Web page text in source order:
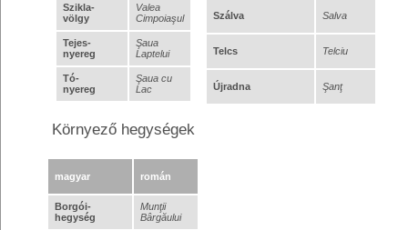
Szikla-
völgy
Valea
Cimpoiaşul
Tejes-
nyereg
Şaua
Laptelui
Tó-
nyereg
Şaua cu
Lac
Környező hegységek
magyar román
Borgói-
hegység
Munţii
Bârgăului
Szálva Salva
Telcs Telciu
Újradna Şanţ